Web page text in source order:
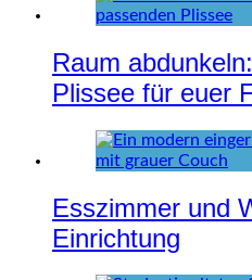
Raum
Plissee für euer
Esszimmer und
Einrichtung